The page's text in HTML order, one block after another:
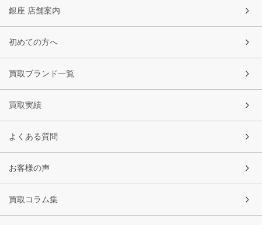
銀座 店舗案内
初めての方へ
買取ブランド一覧
買取実績
よくある質問
お客様の声
買取コラム集